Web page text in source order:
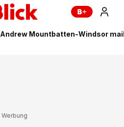
Andrew Mountbatten-Windsor